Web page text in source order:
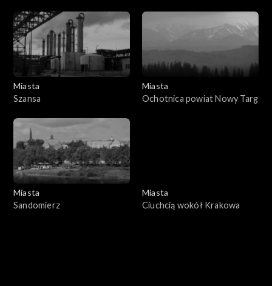
Miasta
Szansa
Miasta
Ochotnica powiat Nowy Targ
Miasta
Sandomierz
Miasta
Ciuchcią wokół Krakowa